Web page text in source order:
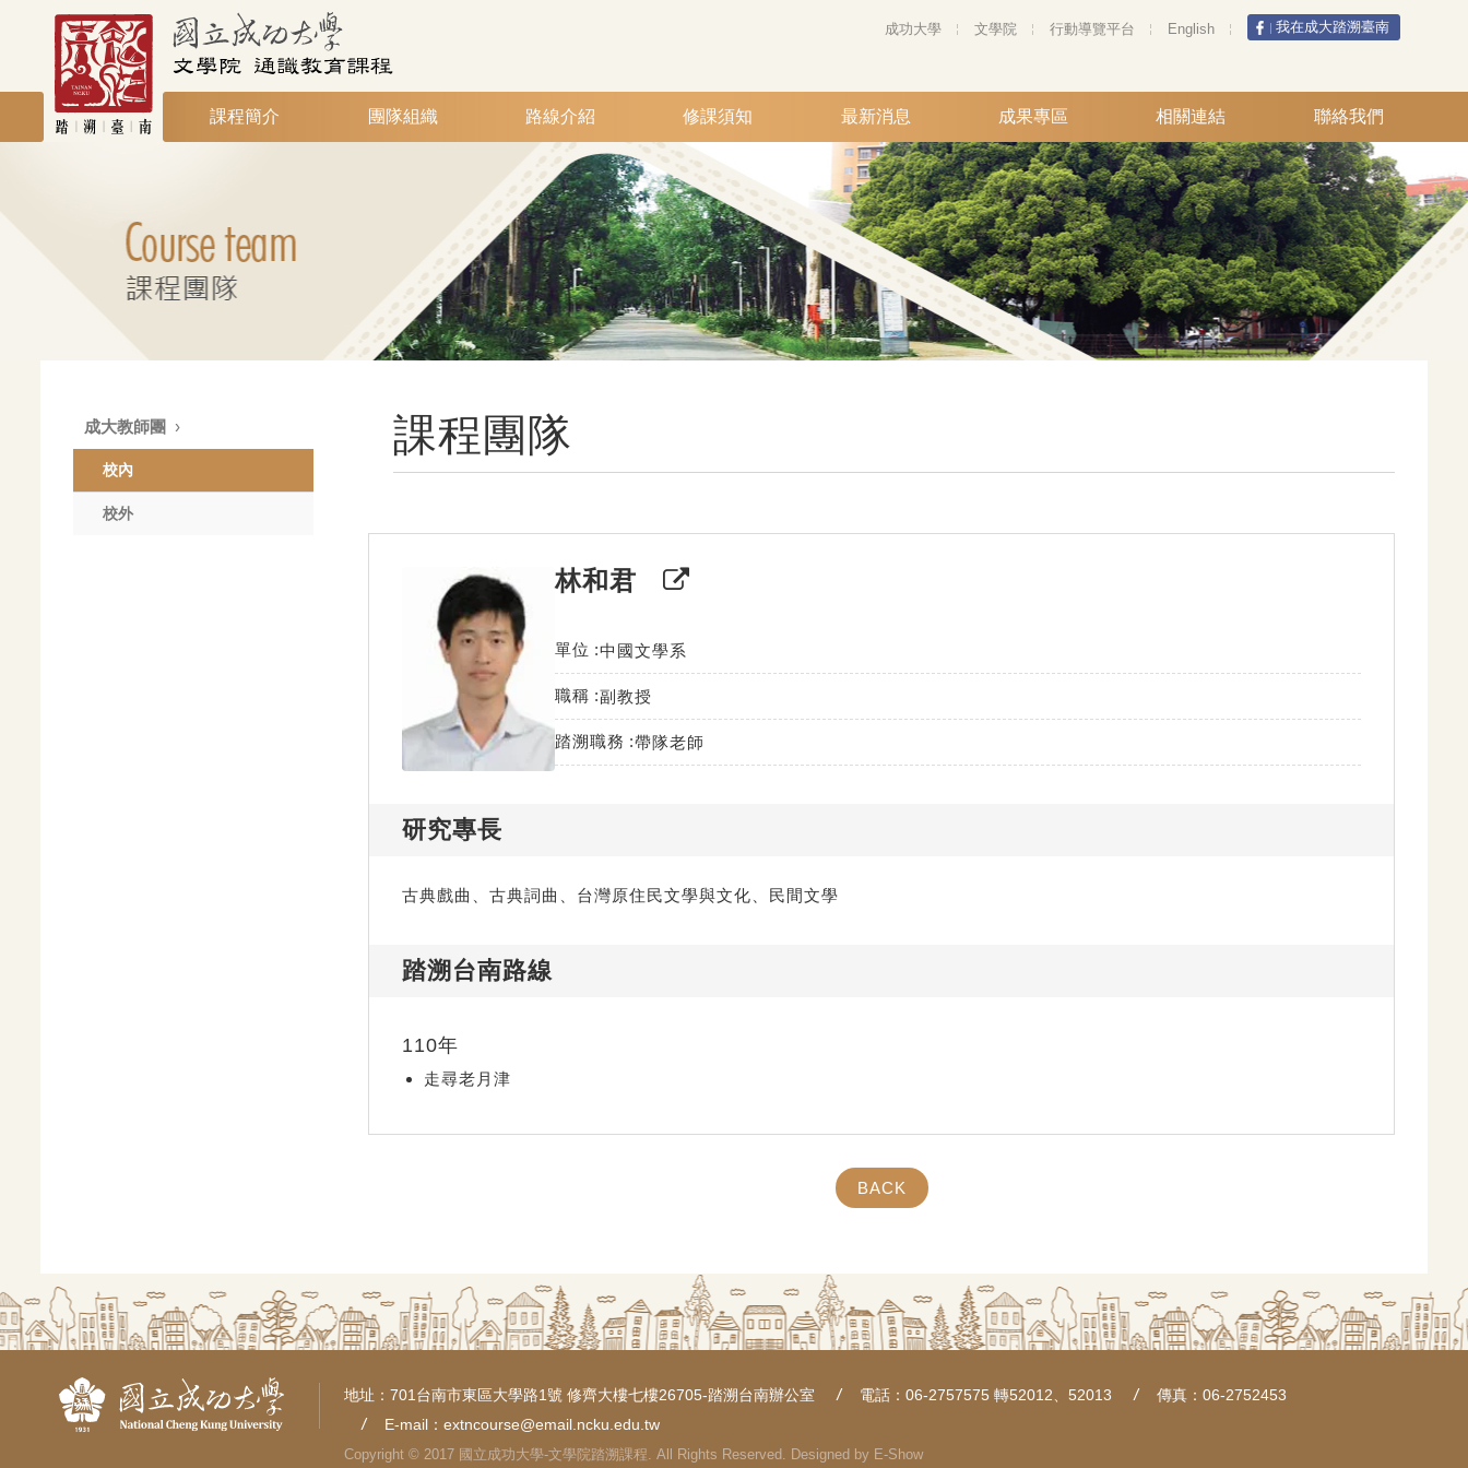
成功大學 文學院 行動導覽平台 English 我在成大踏溯臺南
課程簡介 團隊組織 路線介紹 修課須知 最新消息 成果專區 相關連結 聯絡我們
成大教師團
校內
校外
課程團隊
林和君
單位 中國文學系
職稱 副教授
踏溯職務 帶隊老師
研究專長
古典戲曲、古典詞曲、台灣原住民文學與文化、民間文學
踏溯台南路線
110年
走尋老月津
BACK
地址：701台南市東區大學路1號 修齊大樓七樓26705-踏溯台南辦公室 電話：06-2757575 轉52012、52013
傳真：06-2752453
E-mail： extncourse@email.ncku.edu.tw
Copyright © 2017 國立成功大學-文學院踏溯課程. All Rights Reserved. Designed by E-Show